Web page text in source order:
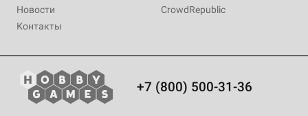
Новости
Контакты
CrowdRepublic
+7 (800) 500-31-36